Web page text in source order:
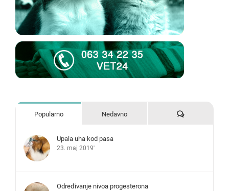
Popularno Nedavno Komentari
Upala uha kod pasa
23. maj 2019'
Određivanje nivoa progesterona